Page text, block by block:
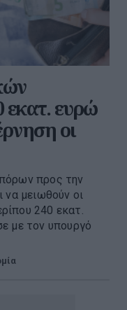
εκατ. ευρώ
οι
προς την
να μειωθούν οι
240 εκατ.
με τον υπουργό